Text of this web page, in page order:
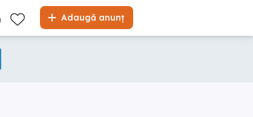
Adaugă anunț
Listă